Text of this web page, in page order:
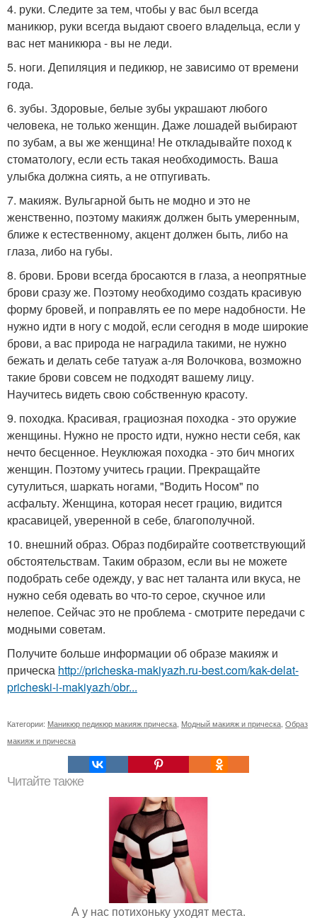
4. руки. Следите за тем, чтобы у вас был всегда
маникюр, руки всегда выдают своего владельца, если у
вас нет маникюра - вы не леди.
5. ноги. Депиляция и педикюр, не зависимо от времени
года.
6. зубы. Здоровые, белые зубы украшают любого
человека, не только женщин. Даже лошадей выбирают
по зубам, а вы же женщина! Не откладывайте поход к
стоматологу, если есть такая необходимость. Ваша
улыбка должна сиять, а не отпугивать.
7. макияж. Вульгарной быть не модно и это не
женственно, поэтому макияж должен быть умеренным,
ближе к естественному, акцент должен быть, либо на
глаза, либо на губы.
8. брови. Брови всегда бросаются в глаза, а неопрятные
брови сразу же. Поэтому необходимо создать красивую
форму бровей, и поправлять ее по мере надобности. Не
нужно идти в ногу с модой, если сегодня в моде широкие
брови, а вас природа не наградила такими, не нужно
бежать и делать себе татуаж а-ля Волочкова, возможно
такие брови совсем не подходят вашему лицу.
Научитесь видеть свою собственную красоту.
9. походка. Красивая, грациозная походка - это оружие
женщины. Нужно не просто идти, нужно нести себя, как
нечто бесценное. Неуклюжая походка - это бич многих
женщин. Поэтому учитесь грации. Прекращайте
сутулиться, шаркать ногами, "Водить Носом" по
асфальту. Женщина, которая несет грацию, видится
красавицей, уверенной в себе, благополучной.
10. внешний образ. Образ подбирайте соответствующий
обстоятельствам. Таким образом, если вы не можете
подобрать себе одежду, у вас нет таланта или вкуса, не
нужно себя одевать во что-то серое, скучное или
нелепое. Сейчас это не проблема - смотрите передачи с
модными советам.
Получите больше информации об образе макияж и
прическа http://pricheska-makiyazh.ru-best.com/kak-delat-
pricheski-i-makiyazh/obr...
Категории: Маникюр педикюр макияж прическа Модный макияж и прическа Образ
макияж и прическа
Читайте также
А у нас потихоньку уходят места.